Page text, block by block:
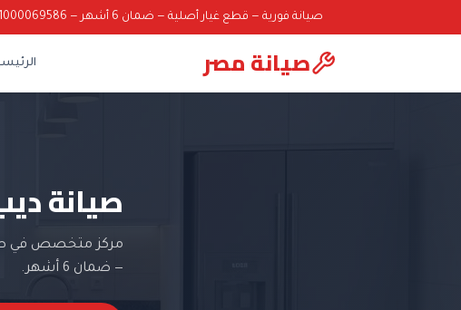
صيانة فورية — قطع غيار أصلية — ضمان 6 أشهر — 01000069586
صيانة مصر
صيانة
مركز متخصص في
— ضمان 6 أشهر.